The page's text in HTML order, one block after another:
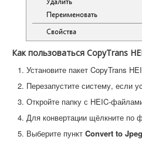
Как пользоваться CopyTrans
Установите пакет CopyTrans
Перезапустите систему, если
Откройте папку с HEIC-
Для конвертации щёлкните по
Выберите пункт Convert to